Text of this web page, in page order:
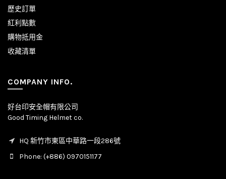
歷史訂單
紅利點數
購物抵用金
收藏清單
COMPANY INFO.
好台印安全帽有限公司
Good Timing Helmet co.
HQ 新竹市東區中華路一段286號
Phone: (+886) 0970151177